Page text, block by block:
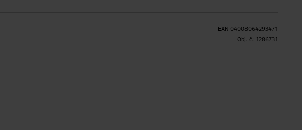
EAN 04008064293471
Obj. č.: 1286731